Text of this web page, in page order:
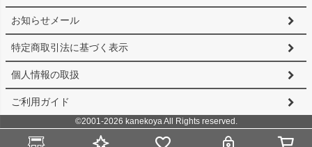
お知らせメール
特定商取引法に基づく表示
個人情報の取扱
ご利用ガイド
©2001-2026 kanekoya All Rights reserved.